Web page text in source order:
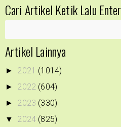
Cari Artikel Ketik Lalu Enter
Artikel Lainnya
► 2021 (1014)
► 2022 (604)
► 2023 (330)
▼ 2024 (825)